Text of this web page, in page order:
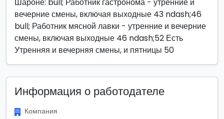
вечерние смены, включая выходные 43 ndash;46
bull; Работник мясной лавки - утренние и вечерние
смены, включая выходные 46 ndash;52 Есть
Утренняя и вечерняя смены, и пятницы 50
Информация о работодателе
Компания